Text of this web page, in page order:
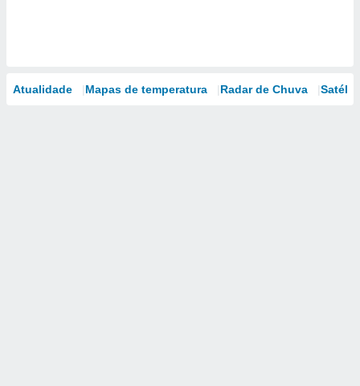
Atualidade Mapas de temperatura Radar de Chuva